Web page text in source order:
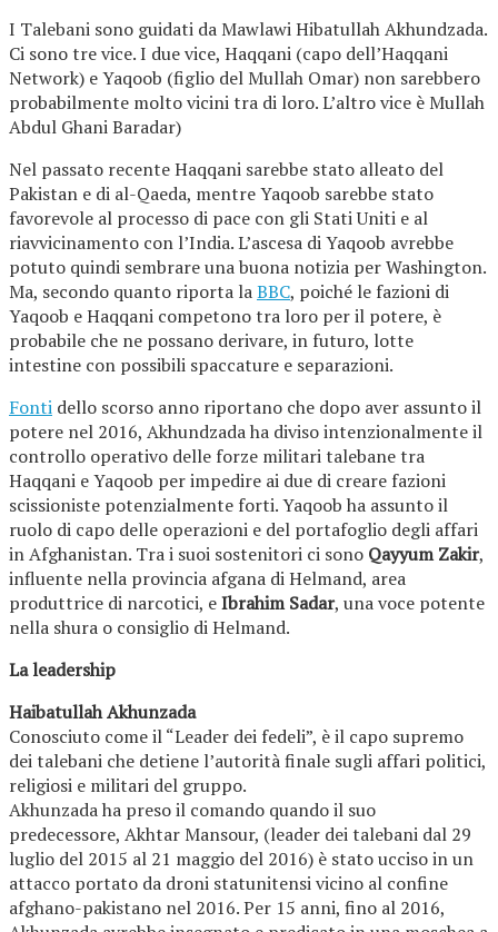
I Talebani sono guidati da Mawlawi Hibatullah Akhundzada.
Ci sono tre vice. I due vice, Haqqani (capo dell’Haqqani
Network) e Yaqoob (figlio del Mullah Omar) non sarebbero
probabilmente molto vicini tra di loro. L’altro vice è Mullah
Abdul Ghani Baradar)
Nel passato recente Haqqani sarebbe stato alleato del
Pakistan e di al-Qaeda, mentre Yaqoob sarebbe stato
favorevole al processo di pace con gli Stati Uniti e al
riavvicinamento con l’India. L’ascesa di Yaqoob avrebbe
potuto quindi sembrare una buona notizia per Washington.
Ma, secondo quanto riporta laBBC, poiché le fazioni di
Yaqoob e Haqqani competono tra loro per il potere, è
probabile che ne possano derivare, in futuro, lotte
intestine con possibili spaccature e separazioni.
Fonti dello scorso anno riportano che dopo aver assunto il
potere nel 2016, Akhundzada ha diviso intenzionalmente il
controllo operativo delle forze militari talebane tra
Haqqani e Yaqoob per impedire ai due di creare fazioni
scissioniste potenzialmente forti. Yaqoob ha assunto il
ruolo di capo delle operazioni e del portafoglio degli affari
in Afghanistan. Tra i suoi sostenitori ci sono Qayyum Zakir,
influente nella provincia afgana di Helmand, area
produttrice di narcotici, eIbrahim Sadar, una voce potente
nella shura o consiglio di Helmand.
La leadership
Haibatullah Akhunzada
Conosciuto come il “Leader dei fedeli”, è il capo supremo
dei talebani che detiene l’autorità finale sugli affari politici,
religiosi e militari del gruppo.
Akhunzada ha preso il comando quando il suo
predecessore, Akhtar Mansour, (leader dei talebani dal 29
luglio del 2015 al 21 maggio del 2016) è stato ucciso in un
attacco portato da droni statunitensi vicino al confine
afghano-pakistano nel 2016. Per 15 anni, fino al 2016,